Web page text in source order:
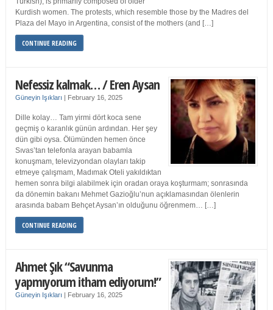
Kurdish women. The protests, which resemble those by the Madres del
Plaza del Mayo in Argentina, consist of the mothers (and […]
CONTINUE READING
Nefessiz kalmak… / Eren Aysan
Güneyin Işıkları | February 16, 2025
Dille kolay… Tam yirmi dört koca sene
geçmiş o karanlık günün ardından. Her şey
dün gibi oysa. Ölümünden hemen önce
Sıvas’tan telefonla arayan babamla
konuşmam, televizyondan olayları takip
etmeye çalışmam, Madımak Oteli yakıldıktan
hemen sonra bilgi alabilmek için oradan oraya koşturmam; sonrasında
da dönemin bakanı Mehmet Gazioğlu’nun açıklamasından ölenlerin
arasında babam Behçet Aysan’ın olduğunu öğrenmem… […]
CONTINUE READING
Ahmet Şık “Savunma
yapmıyorum itham ediyorum!”
Güneyin Işıkları | February 16, 2025